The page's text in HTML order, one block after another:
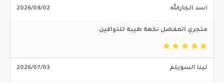
اسد الجارالله 2026/08/02
متجري المفضل نكهة طيبة للذواقين
لينا السويلم 2026/07/03